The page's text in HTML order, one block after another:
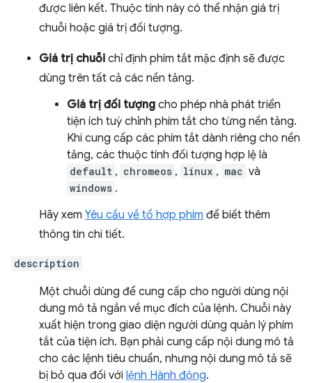
được liên kết. Thuộc tính này có thể nhận giá trị
chuỗi hoặc giá trị đối tượng.
Giá trị chuỗi chỉ định phím tắt mặc định sẽ được
dùng trên tất cả các nền tảng.
Giá trị đối tượng cho phép nhà phát triển
tiện ích tuỳ chỉnh phím tắt cho từng nền tảng.
Khi cung cấp các phím tắt dành riêng cho nền
tảng, các thuộc tính đối tượng hợp lệ là
default , chromeos , linux , mac và
windows .
Hãy xem Yêu cầu về tổ hợp phím để biết thêm
thông tin chi tiết.
description
Một chuỗi dùng để cung cấp cho người dùng nội
dung mô tả ngắn về mục đích của lệnh. Chuỗi này
xuất hiện trong giao diện người dùng quản lý phím
tắt của tiện ích. Bạn phải cung cấp nội dung mô tả
cho các lệnh tiêu chuẩn, nhưng nội dung mô tả sẽ
bị bỏ qua đối với lệnh Hành động.